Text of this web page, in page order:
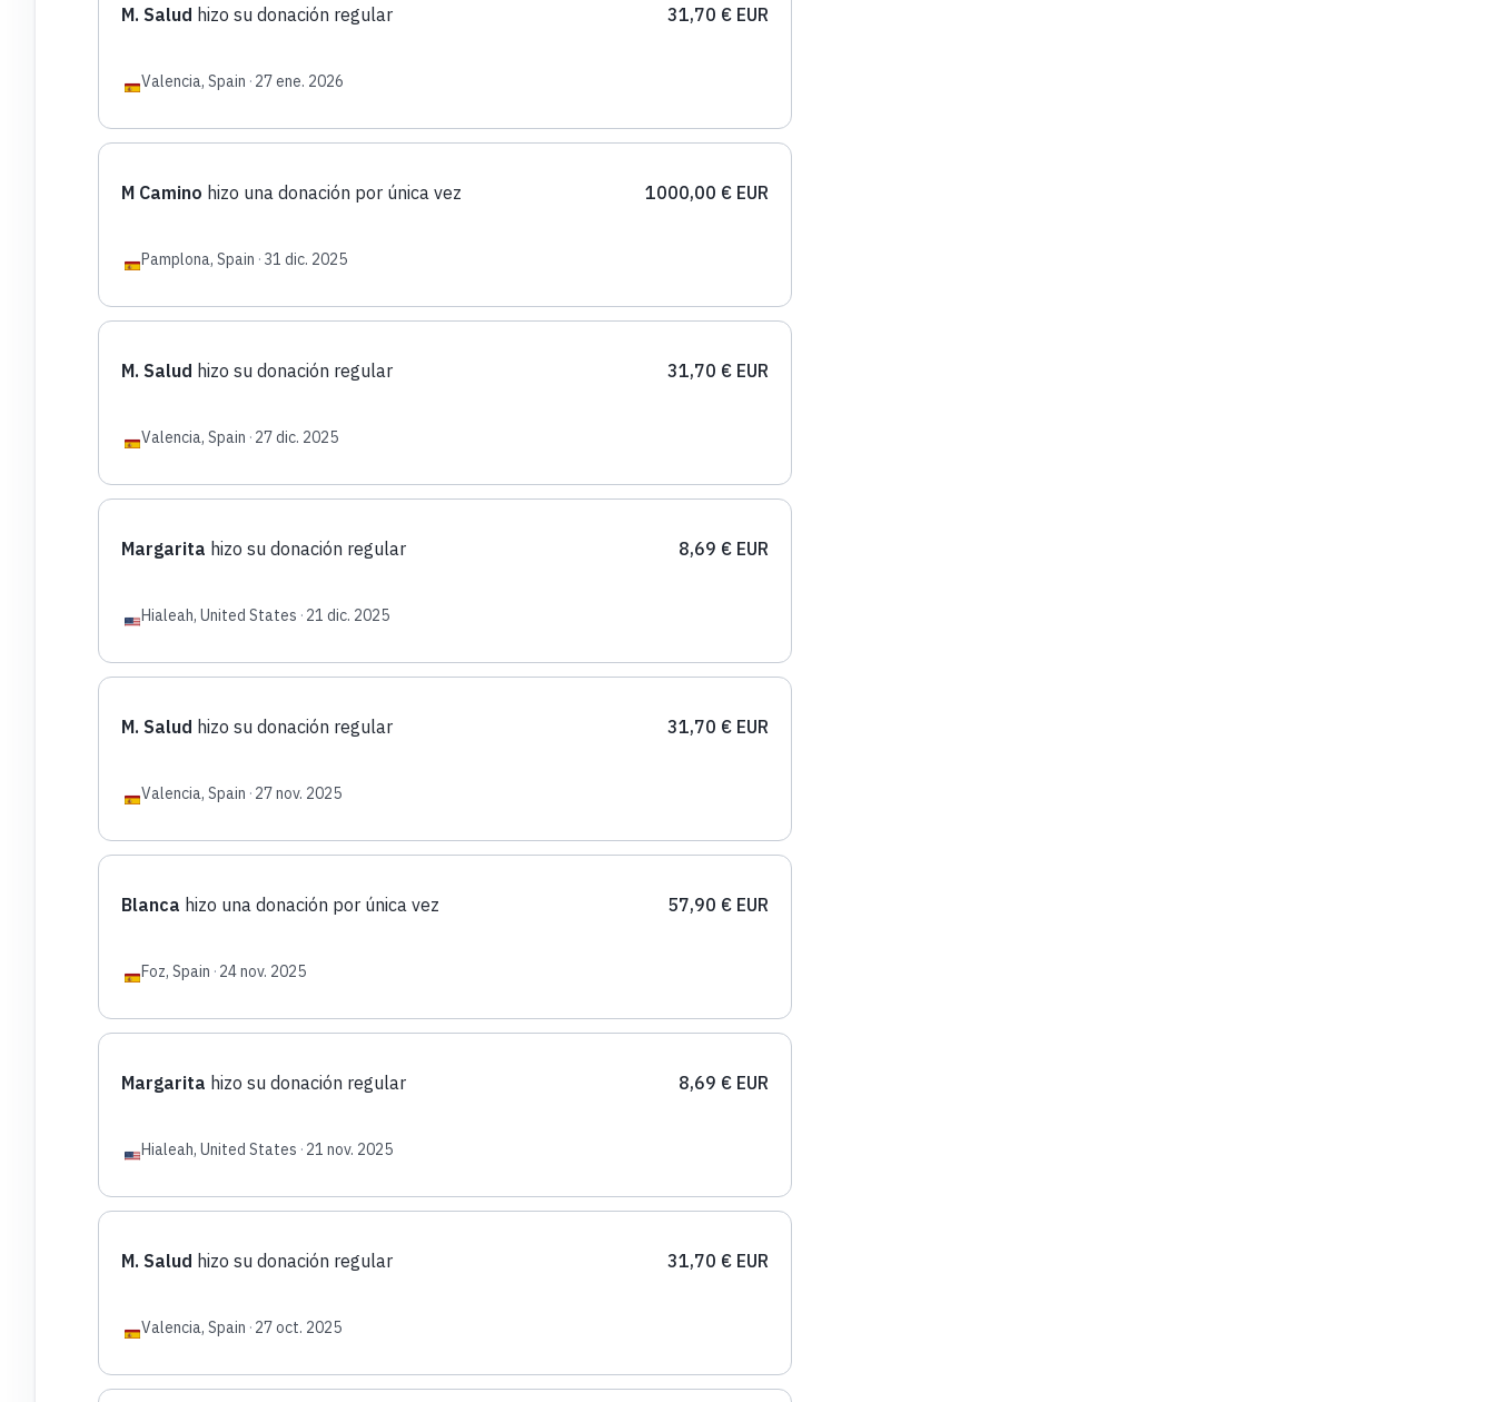
31,70 € EUR
M. Salud hizo su donación regular
Valencia, Spain · 27 ene. 2026
1000,00 € EUR
M Camino hizo una donación por única vez
Pamplona, Spain · 31 dic. 2025
31,70 € EUR
M. Salud hizo su donación regular
Valencia, Spain · 27 dic. 2025
8,69 € EUR
Margarita hizo su donación regular
Hialeah, United States · 21 dic. 2025
31,70 € EUR
M. Salud hizo su donación regular
Valencia, Spain · 27 nov. 2025
57,90 € EUR
Blanca hizo una donación por única vez
Foz, Spain · 24 nov. 2025
8,69 € EUR
Margarita hizo su donación regular
Hialeah, United States · 21 nov. 2025
31,70 € EUR
M. Salud hizo su donación regular
Valencia, Spain · 27 oct. 2025